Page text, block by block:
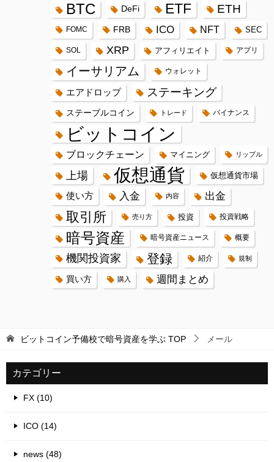
BTC DeFi ETF ETH
FOMC FRB ICO NFT SEC
SOL XRP アフィリエイト アプリ
イーサリアム ウォレット
エアドロップ ステーキング
ステーブルコイン トレード バイナンス
ビットコイン
ブロックチェーン マイニング リップル
上場 仮想通貨 仮想通貨市場
使い方 入金 内容 出金
取引所 売り方 投資 投資戦略
暗号資産 暗号資産ニュース 概要
機関投資家 登録 紹介 規制
買い方 購入 週間まとめ
ビットコイン予備校で暗号資産を学ぶ TOP メール
カテゴリー
FX (10)
ICO (14)
news (48)